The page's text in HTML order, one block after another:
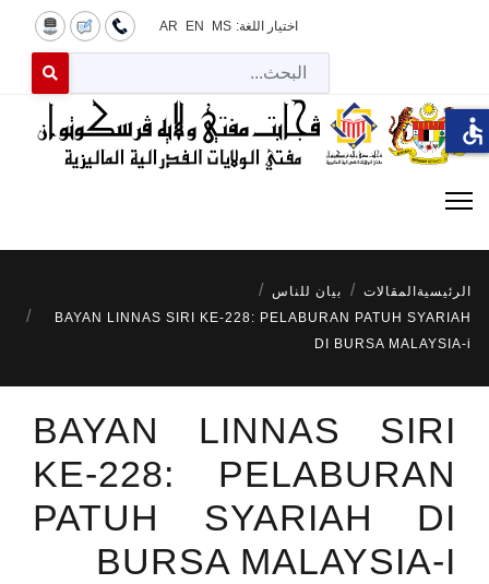
اختيار اللغة: MS
EN
AR
for results.
الرئيسية المقالات
بيان للناس
BAYAN LINNAS SIRI KE-228: PELABURAN PATUH SYARIAH
DI BURSA MALAYSIA-i
BAYAN LINNAS SIRI
KE-228: PELABURAN
PATUH SYARIAH DI
BURSA MALAYSIA-I
accessible